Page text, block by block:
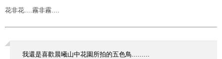
花非花....霧非霧....
我還是喜歡晨曦山中花園所拍的五色鳥.........